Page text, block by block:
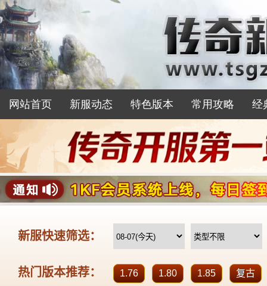
网站首页 新服动态 特色版本 常用攻略 经